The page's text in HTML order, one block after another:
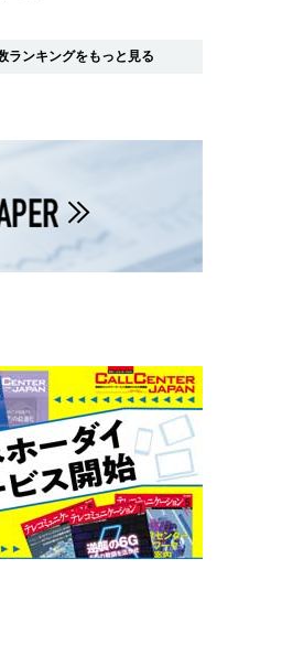
ランキングをもっと見る